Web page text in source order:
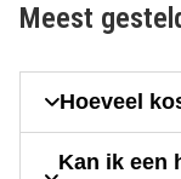
Meest
Hoeveel
Kan ik een